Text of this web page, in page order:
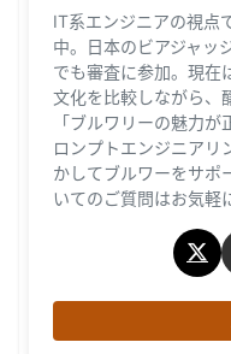
IT系エンジニアの視点
中。日本のビアジャッ
でも審査に参加。現在
文化を比較しながら、
「ブルワリーの魅力
ロンプトエンジニアリ
かしてブルワーをサポ
いてのご質問はお気軽